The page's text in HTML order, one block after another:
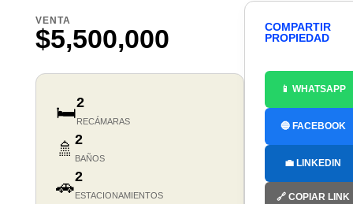
VENTA
$5,500,000
🛏️2
RECÁMARAS
🚿 2
BAÑOS
🚗2
ESTACIONAMIENTOS
COMPARTIR
PROPIEDAD
📱 WHATSAPP
🔵 FACEBOOK
💼 LINKEDIN
🔗 COPIAR LINK